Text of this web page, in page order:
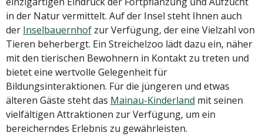
in der Natur vermittelt. Auf der Insel steht Ihnen auch
der Inselbauernhof zur Verfügung, der eine Vielzahl von
Tieren beherbergt. Ein Streichelzoo lädt dazu ein, näher
mit den tierischen Bewohnern in Kontakt zu treten und
bietet eine wertvolle Gelegenheit für
Bildungsinteraktionen. Für die jüngeren und etwas
älteren Gäste steht das Mainau-Kinderland mit seinen
vielfältigen Attraktionen zur Verfügung, um ein
bereicherndes Erlebnis zu gewährleisten.